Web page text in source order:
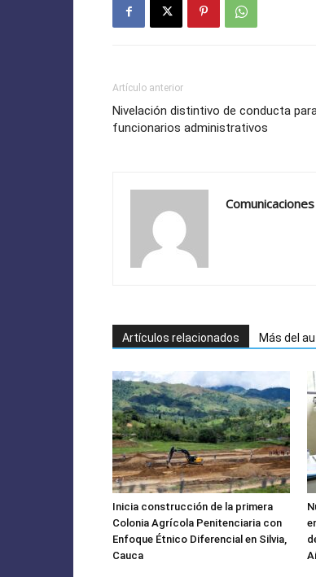
Artículo anterior
Nivelación distintivo de conducta
funcionarios administrativos
Artículos relacionados Más del
Inicia construcción de la primera
Colonia Agrícola Penitenciaria con
Enfoque Étnico Diferencial en Silvia,
Cauca